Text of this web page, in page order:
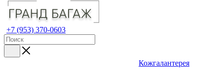
+7 (953) 370-0603
Кожгалантерея